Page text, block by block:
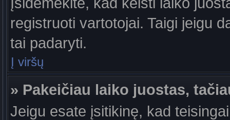
registruoti vartotojai. Taigi jeigu
tai padaryti.
Į viršų
» Pakeičiau laiko juostas,
Jeigu esate įsitikinę, kad